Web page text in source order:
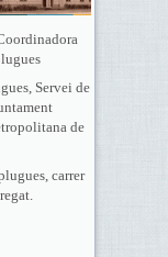
Servei de
de
carrer